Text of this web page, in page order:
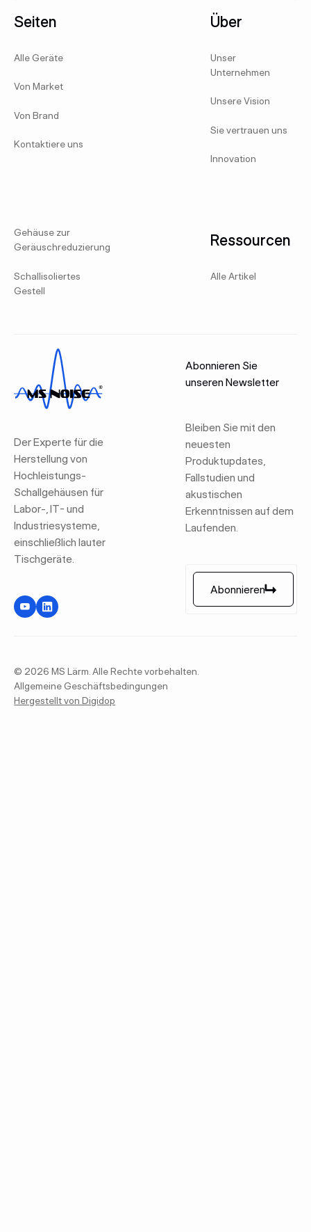
Seiten
Alle Geräte
Von Market
Von Brand
Kontaktiere uns
Gehäuse zur
Geräuschreduzierung
Schallisoliertes
Gestell
Über
Unser
Unternehmen
Unsere Vision
Sie vertrauen uns
Innovation
Ressourcen
Alle Artikel
Der Experte für die
Herstellung von
Hochleistungs-
Schallgehäusen für
Labor-, IT- und
Industriesysteme,
einschließlich lauter
Tischgeräte.
Abonnieren Sie
unseren Newsletter
Bleiben Sie mit den
neuesten
Produktupdates,
Fallstudien und
akustischen
Erkenntnissen auf dem
Laufenden.
Abonnieren
Abonnieren
© 2026 MS Lärm. Alle Rechte vorbehalten.
Allgemeine Geschäftsbedingungen
Hergestellt von Digidop